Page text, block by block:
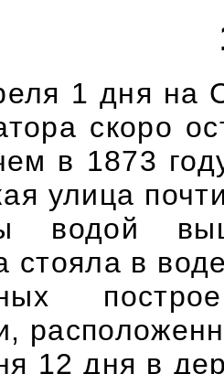
1 дня на
скоро
в 1873
улица
водой
стояла в
дня в